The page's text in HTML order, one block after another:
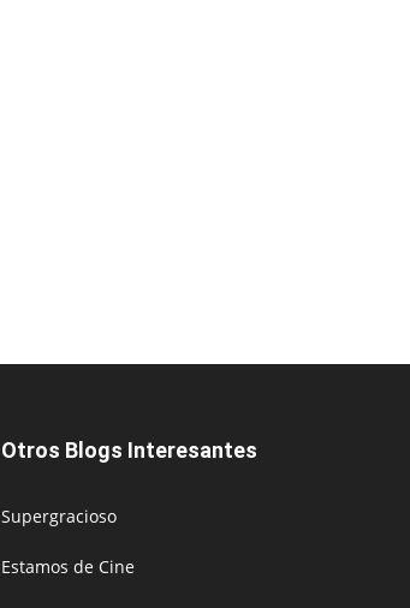
Otros Blogs Interesantes
Supergracioso
Estamos de Cine